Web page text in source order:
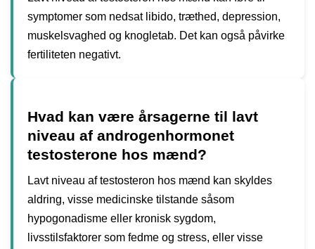
symptomer som nedsat libido, træthed, depression,
muskelsvaghed og knogletab. Det kan også påvirke
fertiliteten negativt.
Hvad kan være årsagerne til lavt
niveau af androgenhormonet
testosterone hos mænd?
Lavt niveau af testosteron hos mænd kan skyldes
aldring, visse medicinske tilstande såsom
hypogonadisme eller kronisk sygdom,
livsstilsfaktorer som fedme og stress, eller visse